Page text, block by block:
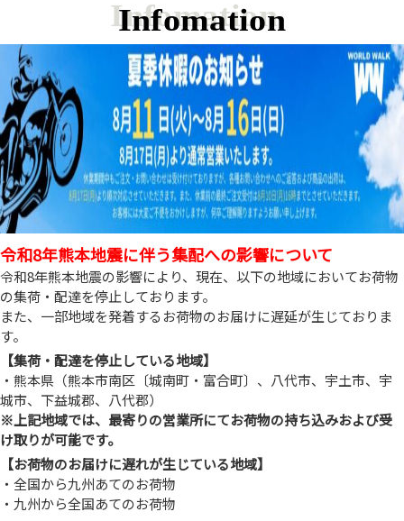
Infomation
令和8年熊本地震に伴う集配への影響について
令和8年熊本地震の影響により、現在、以下の地域においてお荷物
の集荷・配達を停止しております。
また、一部地域を発着するお荷物のお届けに遅延が生じておりま
す。
【集荷・配達を停止している地域】
・熊本県（熊本市南区〔城南町・富合町〕、八代市、宇土市、宇
城市、下益城郡、八代郡）
※上記地域では、最寄りの営業所にてお荷物の持ち込みおよび受
け取りが可能です。
【お荷物のお届けに遅れが生じている地域】
・全国から九州あてのお荷物
・九州から全国あてのお荷物